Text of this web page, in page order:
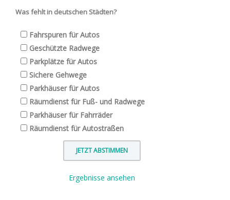
Was fehlt in deutschen Städten?
Fahrspuren für Autos
Geschützte Radwege
Parkplätze für Autos
Sichere Gehwege
Parkhäuser für Autos
Räumdienst für Fuß- und Radwege
Parkhäuser für Fahrräder
Räumdienst für Autostraßen
Ergebnisse ansehen